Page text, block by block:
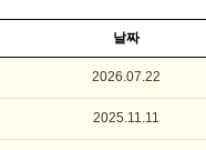
날짜
2026.07.22
2025.11.11